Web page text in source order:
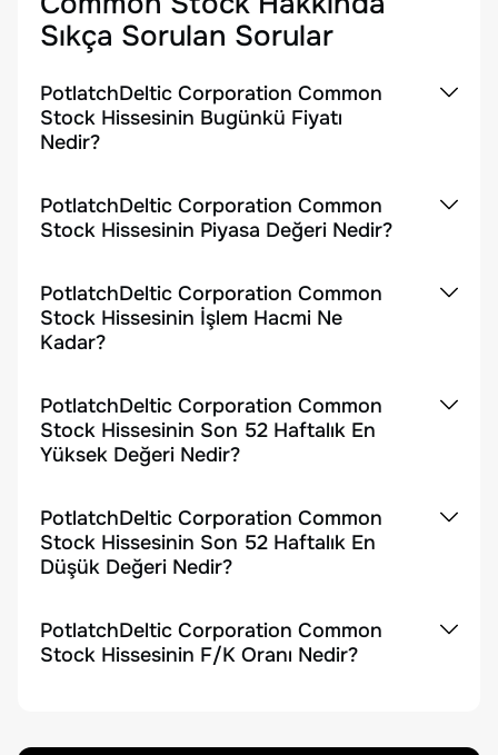
Sıkça Sorulan Sorular
PotlatchDeltic Corporation Common
Stock Hissesinin Bugünkü Fiyatı
Nedir?
PotlatchDeltic Corporation Common
Stock Hissesinin Piyasa Değeri Nedir?
PotlatchDeltic Corporation Common
Stock Hissesinin İşlem Hacmi Ne
Kadar?
PotlatchDeltic Corporation Common
Stock Hissesinin Son 52 Haftalık En
Yüksek Değeri Nedir?
PotlatchDeltic Corporation Common
Stock Hissesinin Son 52 Haftalık En
Düşük Değeri Nedir?
PotlatchDeltic Corporation Common
Stock Hissesinin F/K Oranı Nedir?